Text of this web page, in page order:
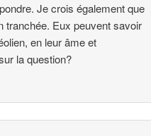
Je crois également que
tranchée. Eux peuvent savoir
en leur âme et
la question?